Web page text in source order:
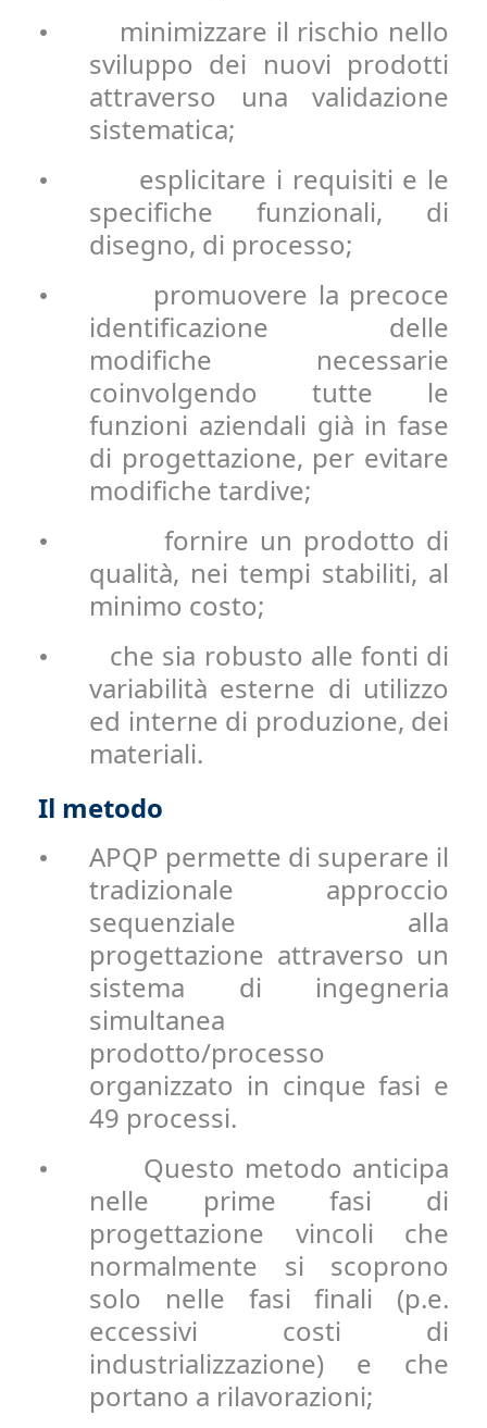
•
minimizzare il rischio nello
sviluppo dei nuovi prodotti
attraverso una validazione
sistematica;
•
esplicitare i requisiti e le
specifiche funzionali, di
disegno, di processo;
•
promuovere la precoce
identificazione delle
modifiche necessarie
coinvolgendo tutte le
funzioni aziendali già in fase
di progettazione, per evitare
modifiche tardive;
•
fornire un prodotto di
qualità, nei tempi stabiliti, al
minimo costo;
•
che sia robusto alle fonti di
variabilità esterne di utilizzo
ed interne di produzione, dei
materiali.
Il metodo
•
APQP permette di superare il
tradizionale approccio
sequenziale alla
progettazione attraverso un
sistema di ingegneria
simultanea
prodotto/processo
organizzato in cinque fasi e
49 processi.
•
Questo metodo anticipa
nelle prime fasi di
progettazione vincoli che
normalmente si scoprono
solo nelle fasi finali (p.e.
eccessivi costi di
industrializzazione) e che
portano a rilavorazioni;